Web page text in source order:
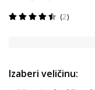
2
Izaberi veličinu: